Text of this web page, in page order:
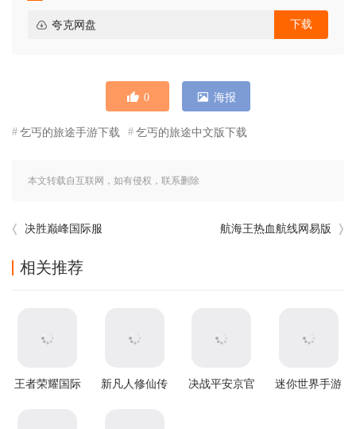
夸克网盘 下载
0 海报
乞丐的旅途手游下载 乞丐的旅途中文版下载
本文转载自互联网，如有侵权，联系删除
决胜巅峰国际服 航海王热血航线网易版
相关推荐
王者荣耀国际
新凡人修仙传
决战平安京官
迷你世界手游